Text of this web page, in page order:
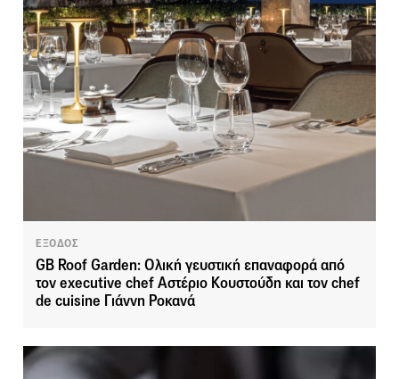
ΕΞΟΔΟΣ
GB Roof Garden: Ολική γευστική επαναφορά από
τον executive chef Αστέριο Κουστούδη και τον chef
de cuisine Γιάννη Ροκανά